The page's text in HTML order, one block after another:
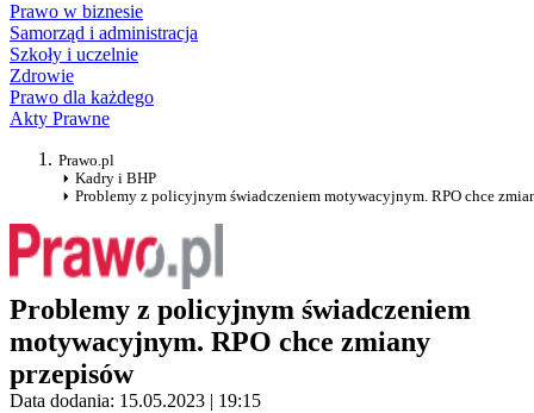
Prawo w biznesie
Samorząd i administracja
Szkoły i uczelnie
Zdrowie
Prawo dla każdego
Akty Prawne
Prawo.pl
Kadry i BHP
Problemy z policyjnym świadczeniem motywacyjnym. RPO chce
Problemy z policyjnym świadczeniem
motywacyjnym. RPO chce zmiany
przepisów
Data dodania: 15.05.2023 | 19:15